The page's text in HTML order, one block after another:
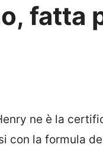
fatta
ne è la
con la formula